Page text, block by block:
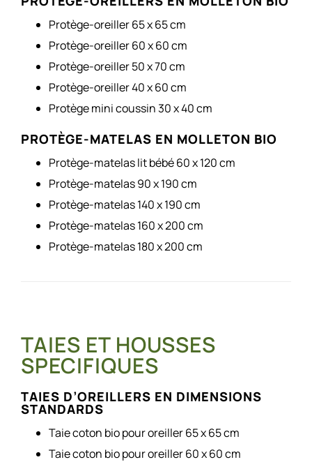
Protège-oreiller 65 x 65 cm
Protège-oreiller 60 x 60 cm
Protège-oreiller 50 x 70 cm
Protège-oreiller 40 x 60 cm
Protège mini coussin 30 x 40 cm
PROTÈGE-MATELAS EN MOLLETON BIO
Protège-matelas lit bébé 60 x 120 cm
Protège-matelas 90 x 190 cm
Protège-matelas 140 x 190 cm
Protège-matelas 160 x 200 cm
Protège-matelas 180 x 200 cm
TAIES ET HOUSSES
SPECIFIQUES
TAIES D’OREILLERS EN DIMENSIONS
STANDARDS
Taie coton bio pour oreiller 65 x 65 cm
Taie coton bio pour oreiller 60 x 60 cm